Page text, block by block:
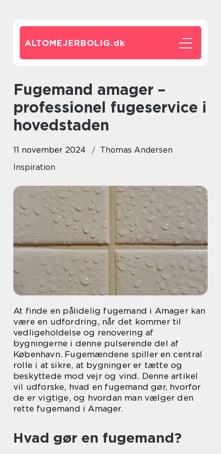
ALTOMEJERBOLIG.dk
Fugemand amager –
professionel fugeservice i
hovedstaden
11 november 2024
Thomas Andersen
Inspiration
At finde en pålidelig fugemand i Amager kan
være en udfordring, når det kommer til
vedligeholdelse og renovering af
bygningerne i denne pulserende del af
København. Fugemændene spiller en central
rolle i at sikre, at bygninger er tætte og
beskyttede mod vejr og vind. Denne artikel
vil udforske, hvad en fugemand gør, hvorfor
de er vigtige, og hvordan man vælger den
rette fugemand i Amager.
Hvad gør en fugemand?